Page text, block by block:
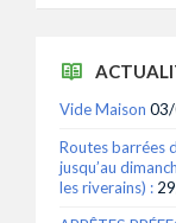
Vide Maison
Routes barrées
jusqu’au
les riverains) :